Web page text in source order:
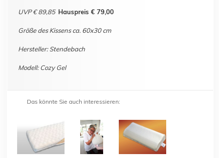
UVP € 89,85 Hauspreis € 79,00
Größe des Kissens ca. 60x30 cm
Hersteller: Stendebach
Modell: Cozy Gel
Das könnte Sie auch interessieren: